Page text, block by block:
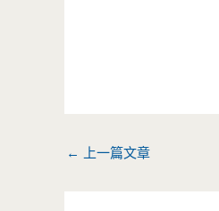
← 上一篇文章